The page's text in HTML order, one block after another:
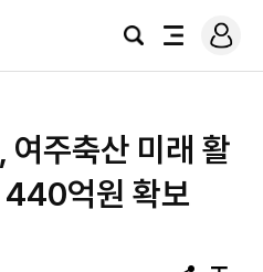
검
전
로
그
여주축산 미래 활
억원 확보